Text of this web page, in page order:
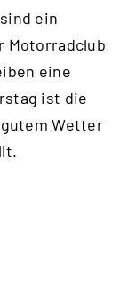
ein
Motorradclub
eine
ist die
Wetter